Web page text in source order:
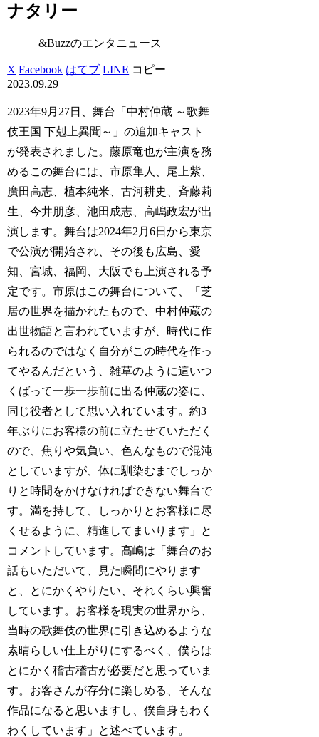
ナタリー
&Buzzのエンタニュース
X Facebook はてブ LINE コピー
2023.09.29
2023年9月27日、舞台「中村仲蔵 ～歌舞
伎王国 下剋上異聞～」の追加キャスト
が発表されました。藤原竜也が主演を務
めるこの舞台には、市原隼人、尾上紫、
廣田高志、植本純米、古河耕史、斉藤莉
生、今井朋彦、池田成志、高嶋政宏が出
演します。舞台は2024年2月6日から東京
で公演が開始され、その後も広島、愛
知、宮城、福岡、大阪でも上演される予
定です。市原はこの舞台について、「芝
居の世界を描かれたもので、中村仲蔵の
出世物語と言われていますが、時代に作
られるのではなく自分がこの時代を作っ
てやるんだという、雑草のように這いつ
くばって一歩一歩前に出る仲蔵の姿に、
同じ役者として思い入れています。約3
年ぶりにお客様の前に立たせていただく
ので、焦りや気負い、色んなもので混沌
としていますが、体に馴染むまでしっか
りと時間をかけなければできない舞台で
す。満を持して、しっかりとお客様に尽
くせるように、精進してまいります」と
コメントしています。高嶋は「舞台のお
話もいただいて、見た瞬間にやります
と、とにかくやりたい、それくらい興奮
しています。お客様を現実の世界から、
当時の歌舞伎の世界に引き込めるような
素晴らしい仕上がりにするべく、僕らは
とにかく稽古稽古が必要だと思っていま
す。お客さんが存分に楽しめる、そんな
作品になると思いますし、僕自身もわく
わくしています」と述べています。